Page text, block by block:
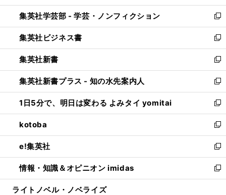
開
く
ウ
で
開
く
ン
ド
ウ
で
開
く
ウ
ィ
ン
ド
ウ
で
開
く
集英社学芸部 - 学芸・ノンフィクション
新
し
い
ウ
ィ
ン
ド
ウ
で
開
く
集英社ビジネス書
新
し
い
ウ
ィ
ン
ド
ウ
で
開
く
集英社新書
新
し
い
ウ
ィ
ン
ド
ウ
で
開
く
集英社新書プラス - 知の水先案内人
新
し
い
ウ
ィ
ン
ド
ウ
で
開
1日5分で、明日は変わる よみタイ yomitai
新
し
い
ウ
ィ
ン
ド
ウ
kotoba
新
し
い
ウ
ィ
ン
e!集英社
新
し
い
ウ
情報・知識＆オピニオン imidas
新
し
ライトノベル・ノベライズ